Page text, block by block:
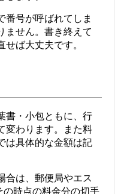
番号が呼ばれてしま
ません。書き終えて
ば大丈夫です。
書・小包ともに、行
変わります。また料
は具体的な金額は記
合は、郵便局やエス
の時点の料金分の切手